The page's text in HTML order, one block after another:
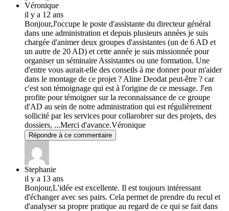
Véronique
il y a 12 ans
Bonjour,J'occupe le poste d'assistante du directeur général
dans une administration et depuis plusieurs années je suis
chargée d'animer deux groupes d'assistantes (un de 6 AD et
un autre de 20 AD) et cette année je suis missionnée pour
organiser un séminaire Assistantes ou une formation. Une
d'entre vous aurait-elle des conseils à me donner pour m'aider
dans le montage de ce projet ? Aline Deodat peut-être ? car
c'est son témoignage qui est à l'origine de ce message. J'en
profite pour témoigner sur la reconnaissance de ce groupe
d'AD au sein de notre administration qui est régulièrement
sollicité par les services pour collarobrer sur des projets, des
dossiers, ...Merci d'avance.Véronique
Répondre à ce commentaire
Stephanie
il y a 13 ans
Bonjour,L'idée est excellente. Il est toujours intéressant
d'échanger avec ses pairs. Cela permet de prendre du recul et
d'analyser sa propre pratique au regard de ce qui se fait dans